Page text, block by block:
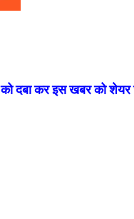
को दबा कर इस खबर को